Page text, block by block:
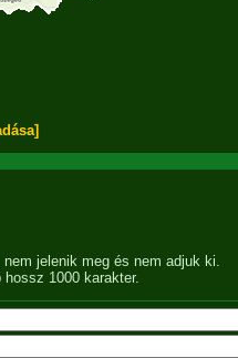
jelenik meg és nem adjuk ki.
1000 karakter.